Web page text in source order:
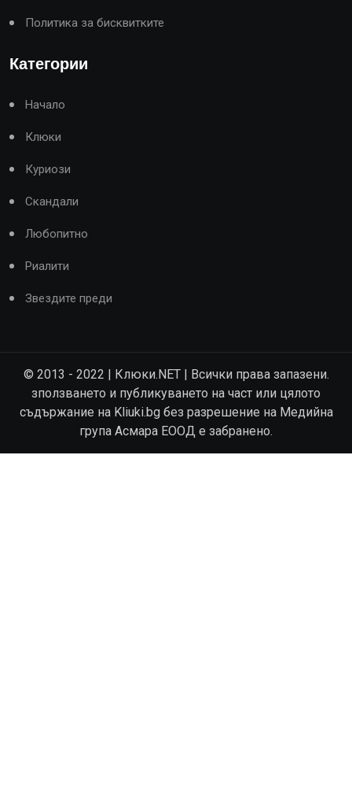
Политика за бисквитките
Категории
Начало
Клюки
Куриози
Скандали
Любопитно
Риалити
Звездите преди
© 2013 - 2022 | Клюки.NET | Всички права запазени.
зползването и публикуването на част или цялото
съдържание на Kliuki.bg без разрешение на Медийна
група Асмара ЕООД е забранено.